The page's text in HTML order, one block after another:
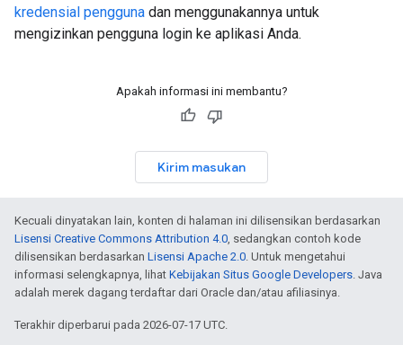
kredensial pengguna dan menggunakannya untuk
mengizinkan pengguna login ke aplikasi Anda.
Apakah informasi ini membantu?
Kirim masukan
Kecuali dinyatakan lain, konten di halaman ini dilisensikan berdasarkan
Lisensi Creative Commons Attribution 4.0, sedangkan contoh kode
dilisensikan berdasarkan Lisensi Apache 2.0. Untuk mengetahui
informasi selengkapnya, lihat Kebijakan Situs Google Developers. Java
adalah merek dagang terdaftar dari Oracle dan/atau afiliasinya.
Terakhir diperbarui pada 2026-07-17 UTC.